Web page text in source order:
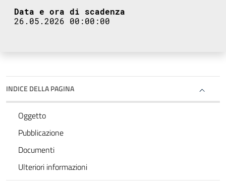
Data e ora di scadenza
26.05.2026 00:00:00
INDICE DELLA PAGINA
Oggetto
Pubblicazione
Documenti
Ulteriori informazioni